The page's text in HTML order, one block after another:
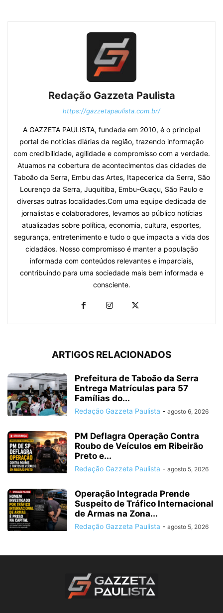
Redação Gazzeta Paulista
https://gazzetapaulista.com.br/
A GAZZETA PAULISTA, fundada em 2010, é o principal
portal de notícias diárias da região, trazendo informação
com credibilidade, agilidade e compromisso com a verdade.
Atuamos na cobertura de acontecimentos das cidades de
Taboão da Serra, Embu das Artes, Itapecerica da Serra, São
Lourenço da Serra, Juquitiba, Embu-Guaçu, São Paulo e
diversas outras localidades.Com uma equipe dedicada de
jornalistas e colaboradores, levamos ao público notícias
atualizadas sobre política, economia, cultura, esportes,
segurança, entretenimento e tudo o que impacta a vida dos
cidadãos. Nosso compromisso é manter a população
informada com conteúdos relevantes e imparciais,
contribuindo para uma sociedade mais bem informada e
consciente.
ARTIGOS RELACIONADOS
Prefeitura de Taboão da Serra
Entrega Matrículas para 57
Famílias do...
Redação Gazzeta Paulista - agosto 6, 2026
PM Deflagra Operação Contra
Roubo de Veículos em Ribeirão
Preto e...
Redação Gazzeta Paulista - agosto 5, 2026
Operação Integrada Prende
Suspeito de Tráfico Internacional
de Armas na Zona...
Redação Gazzeta Paulista - agosto 5, 2026